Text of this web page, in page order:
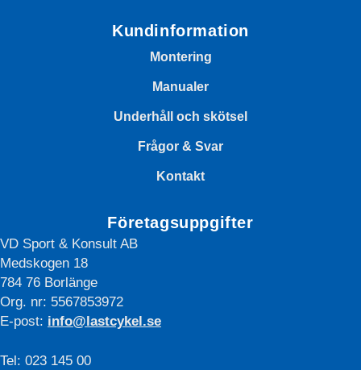
Kundinformation
Montering
Manualer
Underhåll och skötsel
Frågor & Svar
Kontakt
Företagsuppgifter
VD Sport & Konsult AB
Medskogen 18
784 76 Borlänge
Org. nr: 5567853972
E-post: info@lastcykel.se
Tel: 023 145 00